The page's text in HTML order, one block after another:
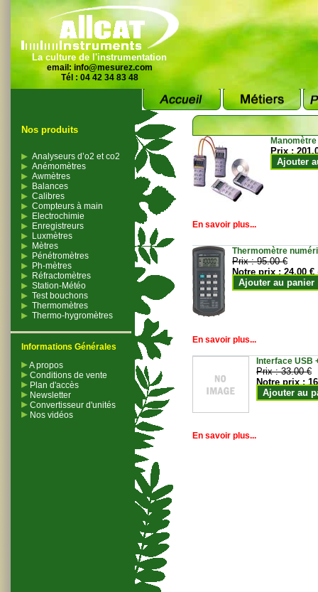
La culture de l'instrumentation
email: info@mesurez.com
Tél : 04 42 34 83 48
Nos produits
Analyseurs d’o2 et co2
Anémomètres
Awmètres
Balances
Calibres
Compteurs à main
Electrochimie
Enregistreurs
Luxmètres
Mètres
Pénétromètres
Ph-mètres
Réfractomètres
Station-Météo
Test bouchons
Thermomètres
Thermo-hygromètres
Informations Générales
A propos
Conditions de vente
Plan d'accès
Newsletter
Convertisseur d'unités
Nos vidéos
Prix :
Ajouter
En savoir plus...
Thermomètre
Prix :95.00 €
Notre prix :24.00 €
Ajouter au panier
En savoir plus...
Interface USB
Prix :33.00 €
Notre prix :
Ajouter au
En savoir plus...